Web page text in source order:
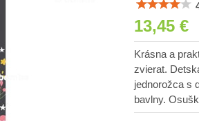
13,45 €
Krásna a
zvierat.
jednorožca s
bavlny.